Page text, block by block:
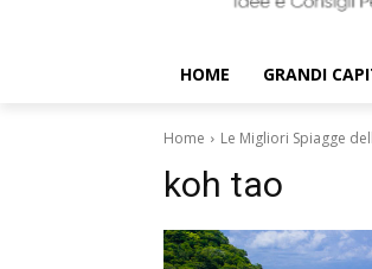
HOME GRANDI
Home Le Migliori Spiagge
koh tao